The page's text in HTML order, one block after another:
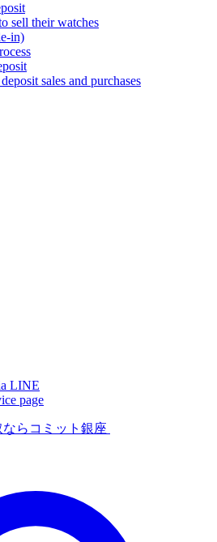
sell their watches
in)
sales and purchases
LINE
page
らコミット銀座